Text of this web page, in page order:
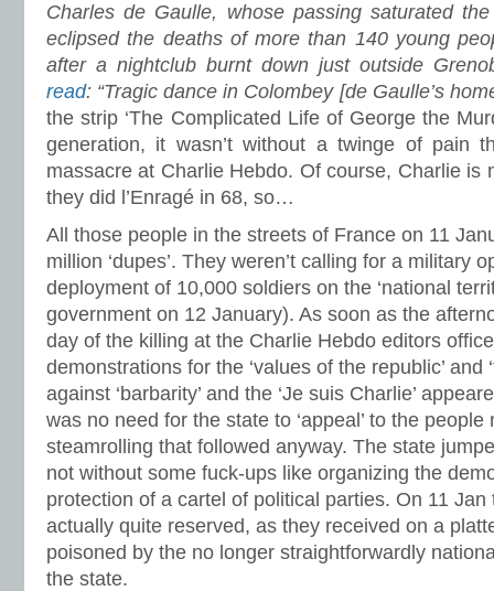
Charles de Gaulle, whose passing saturated
eclipsed the deaths of more than 140 young
after a nightclub burnt down just outside
read: “Tragic dance in Colombey [de Gaulle’s
the strip ‘The Complicated Life of George the
generation, it wasn’t without a twinge of pain
massacre at Charlie Hebdo. Of course, Charlie is
they did l’Enragé in 68, so…
All those people in the streets of France on 11
million ‘dupes’. They weren’t calling for a military
deployment of 10,000 soldiers on the ‘national
government on 12 January). As soon as the
day of the killing at the Charlie Hebdo editors
demonstrations for the ‘values of the republic’ and
against ‘barbarity’ and the ‘Je suis Charlie’
was no need for the state to ‘appeal’ to the
steamrolling that followed anyway. The state
not without some fuck-ups like organizing the
protection of a cartel of political parties. On 11
actually quite reserved, as they received on a
poisoned by the no longer straightforwardly
the state.